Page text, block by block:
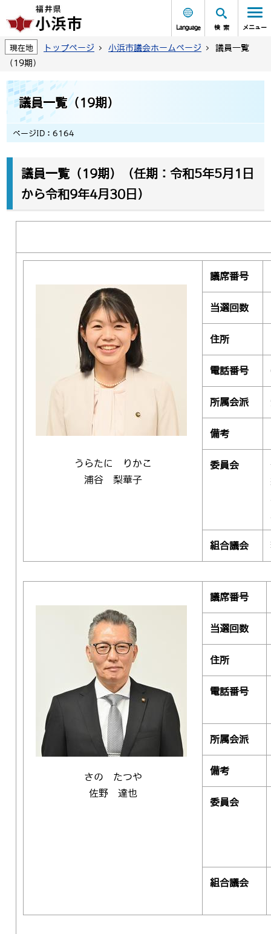
Language 検索 メニュー
現在地 トップページ 小浜市議会ホームページ
議員一覧
（19期）
議員一覧（19期）
ページID：6164
議員一覧（19期）
（任期：令和5年5月1日
から令和9年4月30日）
うらたに りかこ
浦谷 梨華子
議席番号
当選回数
住所
電話番号
所属会派
備考
委員会
組合議会
さの たつや
佐野 達也
議席番号
当選回数
住所
電話番号
所属会派
備考
委員会
組合議会